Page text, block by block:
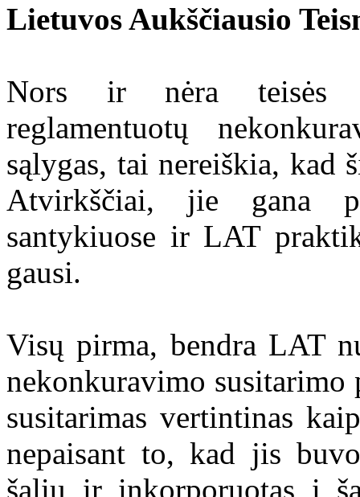
Lietuvos Aukščiausio
Nors ir nėra teisės
reglamentuotų
sąlygas, tai nereiškia, kad
Atvirkščiai, jie gana
santykiuose ir LAT
gausi.
Visų pirma, bendra LAT
nekonkuravimo
susitarimas vertintinas
nepaisant to, kad jis
šalių ir inkorporuotas į